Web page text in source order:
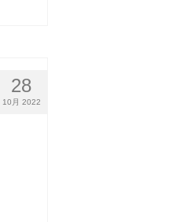
28
10月 2022